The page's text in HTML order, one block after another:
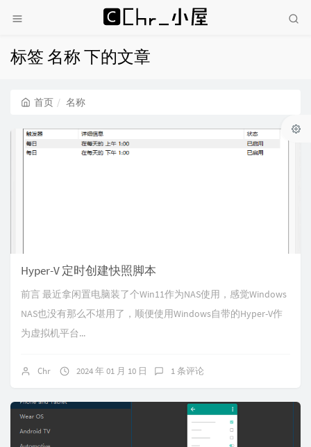
标签 名称 下的文章
首页 名称
Hyper-V 定时创建快照脚本
前言 最近拿闲置电脑装了个Win11作为NAS使用，感觉Windows
NAS也没有那么不堪用了，顺便使用Windows自带的Hyper-V作
为虚拟机平台...
Chr 2024 年 01 月 10 日 1 条评论